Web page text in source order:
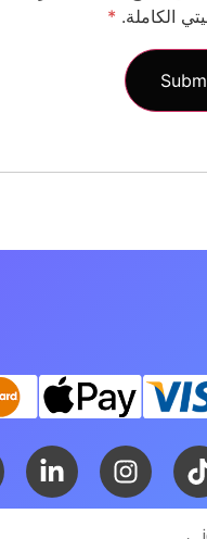
الكاملة. *